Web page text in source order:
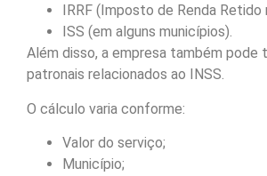
IRRF (Imposto de Renda Retido
ISS (em alguns municípios).
Além disso, a empresa também pode
patronais relacionados ao INSS.
O cálculo varia conforme:
Valor do serviço;
Município;